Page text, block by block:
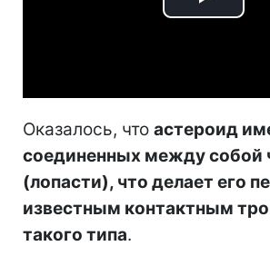
Play
Оказалось, что астероид
соединенных между собой
(лопасти), что делает его
известным контактным
такого типа.